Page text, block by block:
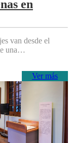
en
van desde el
una…
Ver más